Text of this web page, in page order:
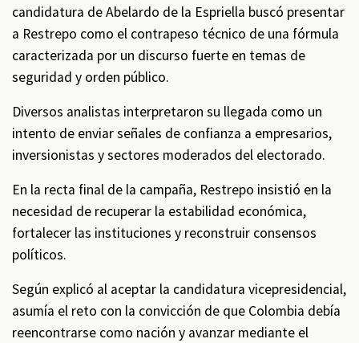
candidatura de Abelardo de la Espriella buscó presentar
a Restrepo como el contrapeso técnico de una fórmula
caracterizada por un discurso fuerte en temas de
seguridad y orden público.
Diversos analistas interpretaron su llegada como un
intento de enviar señales de confianza a empresarios,
inversionistas y sectores moderados del electorado.
En la recta final de la campaña, Restrepo insistió en la
necesidad de recuperar la estabilidad económica,
fortalecer las instituciones y reconstruir consensos
políticos.
Según explicó al aceptar la candidatura vicepresidencial,
asumía el reto con la convicción de que Colombia debía
reencontrarse como nación y avanzar mediante el